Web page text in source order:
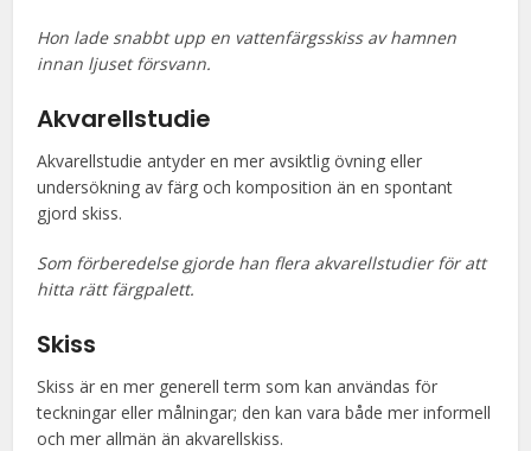
Hon lade snabbt upp en vattenfärgsskiss av hamnen
innan ljuset försvann.
Akvarellstudie
Akvarellstudie antyder en mer avsiktlig övning eller
undersökning av färg och komposition än en spontant
gjord skiss.
Som förberedelse gjorde han flera akvarellstudier för att
hitta rätt färgpalett.
Skiss
Skiss är en mer generell term som kan användas för
teckningar eller målningar; den kan vara både mer informell
och mer allmän än akvarellskiss.